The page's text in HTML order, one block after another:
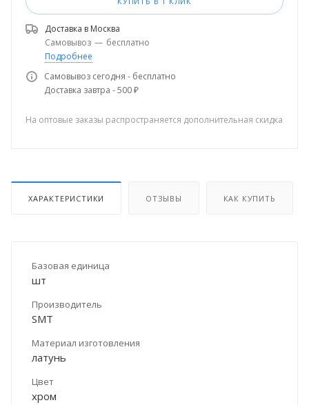
Доставка в Москва
Самовывоз — бесплатно
Подробнее
Самовывоз сегодня - бесплатно
Доставка завтра - 500 ₽
На оптовые заказы распространяется дополнительная скидка
ХАРАКТЕРИСТИКИ ОТЗЫВЫ КАК КУПИТЬ
Базовая единица
шт
Производитель
SMT
Материал изготовления
латунь
Цвет
хром